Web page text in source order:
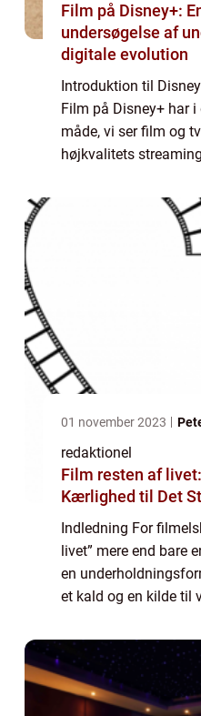
Film på Disney+:
undersøgelse af
digitale evolution
Introduktion til
Film på Disney+ har
måde, vi ser film og
højkvalitets
interesser. Med et
01 november 2023
redaktionel
Film resten af
Kærlighed til Det
Indledning For
livet” mere end bare
en
et kald og en kilde til
uddybe betyd...